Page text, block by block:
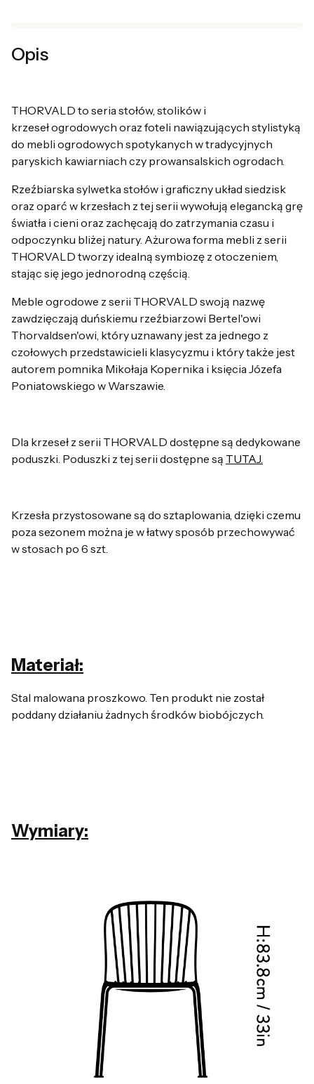
Opis
THORVALD to seria stołów, stolików i
krzeseł ogrodowych oraz foteli nawiązujących stylistyką
do mebli ogrodowych spotykanych w tradycyjnych
paryskich kawiarniach czy prowansalskich ogrodach.
Rzeźbiarska sylwetka stołów i graficzny układ siedzisk
oraz oparć w krzesłach z tej serii wywołują elegancką grę
światła i cieni oraz zachęcają do zatrzymania czasu i
odpoczynku bliżej natury. Ażurowa forma mebli z serii
THORVALD tworzy idealną symbiozę z otoczeniem,
stając się jego jednorodną częścią.
Meble ogrodowe z serii THORVALD swoją nazwę
zawdzięczają duńskiemu rzeźbiarzowi Bertel'owi
Thorvaldsen'owi, który uznawany jest za jednego z
czołowych przedstawicieli klasycyzmu i który także jest
autorem pomnika Mikołaja Kopernika i księcia Józefa
Poniatowskiego w Warszawie.
Dla krzeseł z serii THORVALD dostępne są dedykowane
poduszki. Poduszki z tej serii dostępne są TUTAJ.
Krzesła przystosowane są do sztaplowania, dzięki czemu
poza sezonem można je w łatwy sposób przechowywać
w stosach po 6 szt.
Materiał:
Stal malowana proszkowo. Ten produkt nie został
poddany działaniu żadnych środków biobójczych.
Wymiary: